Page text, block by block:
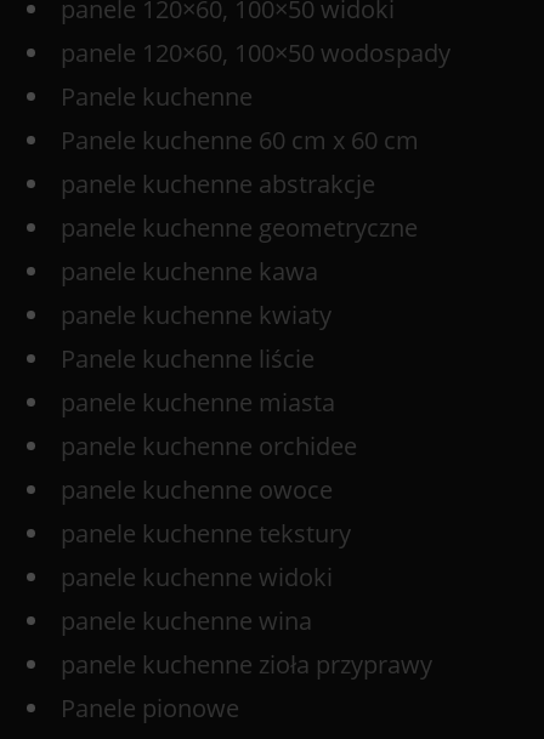
panele 120×60, 100×50 widoki
panele 120×60, 100×50 wodospady
Panele kuchenne
Panele kuchenne 60 cm x 60 cm
panele kuchenne abstrakcje
panele kuchenne geometryczne
panele kuchenne kawa
panele kuchenne kwiaty
Panele kuchenne liście
panele kuchenne miasta
panele kuchenne orchidee
panele kuchenne owoce
panele kuchenne tekstury
panele kuchenne widoki
panele kuchenne wina
panele kuchenne zioła przyprawy
Panele pionowe